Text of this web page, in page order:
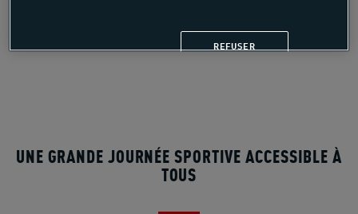
UNE GRANDE JOURNÉE SPORTIVE ACCESSIBLE À
TOUS
REFUSER